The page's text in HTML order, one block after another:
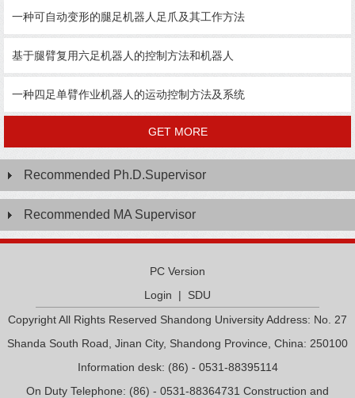
一种可自动变形的腿足机器人足爪及其工作方法
基于腿臂复用六足机器人的控制方法和机器人
一种四足单臂作业机器人的运动控制方法及系统
GET MORE
Recommended Ph.D.Supervisor
Recommended MA Supervisor
PC Version
Login | SDU
Copyright All Rights Reserved Shandong University Address: No. 27
Shanda South Road, Jinan City, Shandong Province, China: 250100
Information desk: (86) - 0531-88395114
On Duty Telephone: (86) - 0531-88364731 Construction and